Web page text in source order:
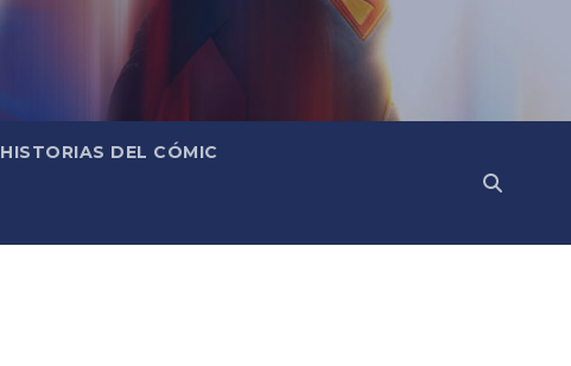
HISTORIAS DEL CÓMIC